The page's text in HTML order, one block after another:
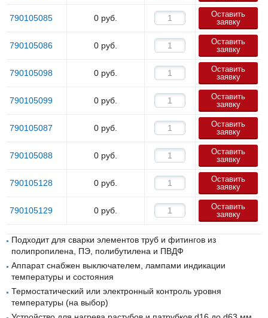
790105085 0 руб.
Оставить
заявку
790105086 0 руб.
Оставить
заявку
790105098 0 руб.
Оставить
заявку
790105099 0 руб.
Оставить
заявку
790105087 0 руб.
Оставить
заявку
790105088 0 руб.
Оставить
заявку
790105128 0 руб.
Оставить
заявку
790105129 0 руб.
Оставить
заявку
Подходит для сварки элементов труб и фитингов из
полипропилена, ПЭ, полибутилена и ПВДФ
Аппарат снабжен выключателем, лампами индикации
температуры и состояния
Термостатический или электронный контроль уровня
температуры (на выбор)